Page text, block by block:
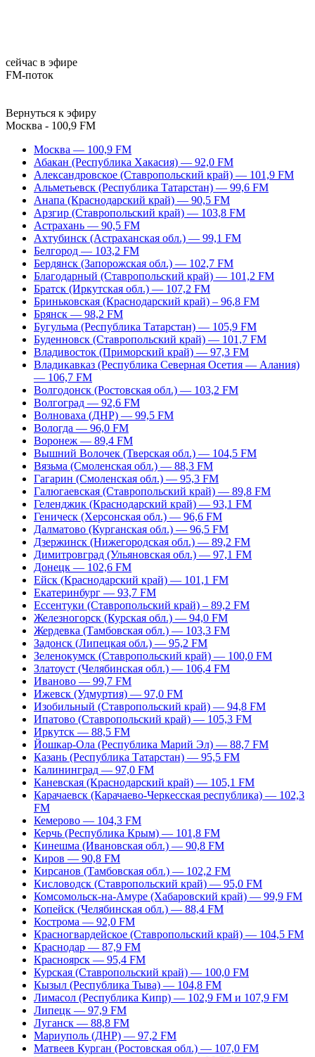
сейчас в эфире
FM-поток
Вернуться к эфиру
Москва - 100,9 FM
Москва — 100,9 FM
Абакан (Республика Хакасия) — 92,0 FM
Александровское (Ставропольский край) — 101,9 FM
Альметьевск (Республика Татарстан) — 99,6 FM
Анапа (Краснодарский край) — 90,5 FM
Арзгир (Ставропольский край) — 103,8 FM
Астрахань — 90,5 FM
Ахтубинск (Астраханская обл.) — 99,1 FM
Белгород — 103,2 FM
Бердянск (Запорожская обл.) — 102,7 FM
Благодарный (Ставропольский край) — 101,2 FM
Братск (Иркутская обл.) — 107,2 FM
Бриньковская (Краснодарский край) – 96,8 FM
Брянск — 98,2 FM
Бугульма (Республика Татарстан) — 105,9 FM
Буденновск (Ставропольский край) — 101,7 FM
Владивосток (Приморский край) — 97,3 FM
Владикавказ (Республика Северная Осетия — Алания)
— 106,7 FM
Волгодонск (Ростовская обл.) — 103,2 FM
Волгоград — 92,6 FM
Волноваха (ДНР) — 99,5 FM
Вологда — 96,0 FM
Воронеж — 89,4 FM
Вышний Волочек (Тверская обл.) — 104,5 FM
Вязьма (Смоленская обл.) — 88,3 FM
Гагарин (Смоленская обл.) — 95,3 FM
Галюгаевская (Ставропольский край) — 89,8 FM
Геленджик (Краснодарский край) — 93,1 FM
Геническ (Херсонская обл.) — 96,6 FM
Далматово (Курганская обл.) — 96,5 FM
Дзержинск (Нижегородская обл.) — 89,2 FM
Димитровград (Ульяновская обл.) — 97,1 FM
Донецк — 102,6 FM
Ейск (Краснодарский край) — 101,1 FM
Екатеринбург — 93,7 FM
Ессентуки (Ставропольский край) – 89,2 FM
Железногорск (Курская обл.) — 94,0 FM
Жердевка (Тамбовская обл.) — 103,3 FM
Задонск (Липецкая обл.) — 95,2 FM
Зеленокумск (Ставропольский край) — 100,0 FM
Златоуст (Челябинская обл.) — 106,4 FM
Иваново — 99,7 FM
Ижевск (Удмуртия) — 97,0 FM
Изобильный (Ставропольский край) — 94,8 FM
Ипатово (Ставропольский край) — 105,3 FM
Иркутск — 88,5 FM
Йошкар-Ола (Республика Марий Эл) — 88,7 FM
Казань (Республика Татарстан) — 95,5 FM
Калининград — 97,0 FM
Каневская (Краснодарский край) — 105,1 FM
Карачаевск (Карачаево-Черкесская республика) — 102,3
FM
Кемерово — 104,3 FM
Керчь (Республика Крым) — 101,8 FM
Кинешма (Ивановская обл.) — 90,8 FM
Киров — 90,8 FM
Кирсанов (Тамбовская обл.) — 102,2 FM
Кисловодск (Ставропольский край) — 95,0 FM
Комсомольск-на-Амуре (Хабаровский край) — 99,9 FM
Копейск (Челябинская обл.) — 88,4 FM
Кострома — 92,0 FM
Красногвардейское (Ставропольский край) — 104,5 FM
Краснодар — 87,9 FM
Красноярск — 95,4 FM
Курская (Ставропольский край) — 100,0 FM
Кызыл (Республика Тыва) — 104,8 FM
Лимасол (Республика Кипр) — 102,9 FM и 107,9 FM
Липецк — 97,9 FM
Луганск — 88,8 FM
Мариуполь (ДНР) — 97,2 FM
Матвеев Курган (Ростовская обл.) — 107,0 FM